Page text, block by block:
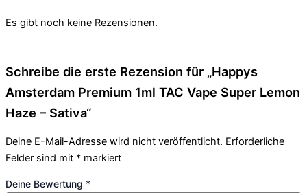
Es gibt noch keine Rezensionen.
Schreibe die erste Rezension für „Happys
Amsterdam Premium 1ml TAC Vape Super Lemon
Haze – Sativa“
Deine E-Mail-Adresse wird nicht veröffentlicht. Erforderliche
Felder sind mit * markiert
Deine Bewertung *